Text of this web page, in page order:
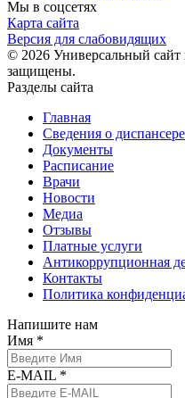
Мы в соцсетях
Карта сайта
Версия для слабовидящих
© 2026 Универсальный сайт
защищены.
Разделы сайта
Главная
Сведения о диспансере
Документы
Расписание
Врачи
Новости
Медиа
Отзывы
Платные услуги
Антикоррупционная
Контакты
Политика
Напишите нам
Имя *
E-MAIL *